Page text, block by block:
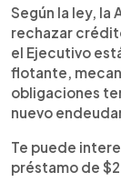
Según la ley, la
rechazar
el Ejecutivo
flotante,
obligaciones
nuevo
Te puede
préstamo de